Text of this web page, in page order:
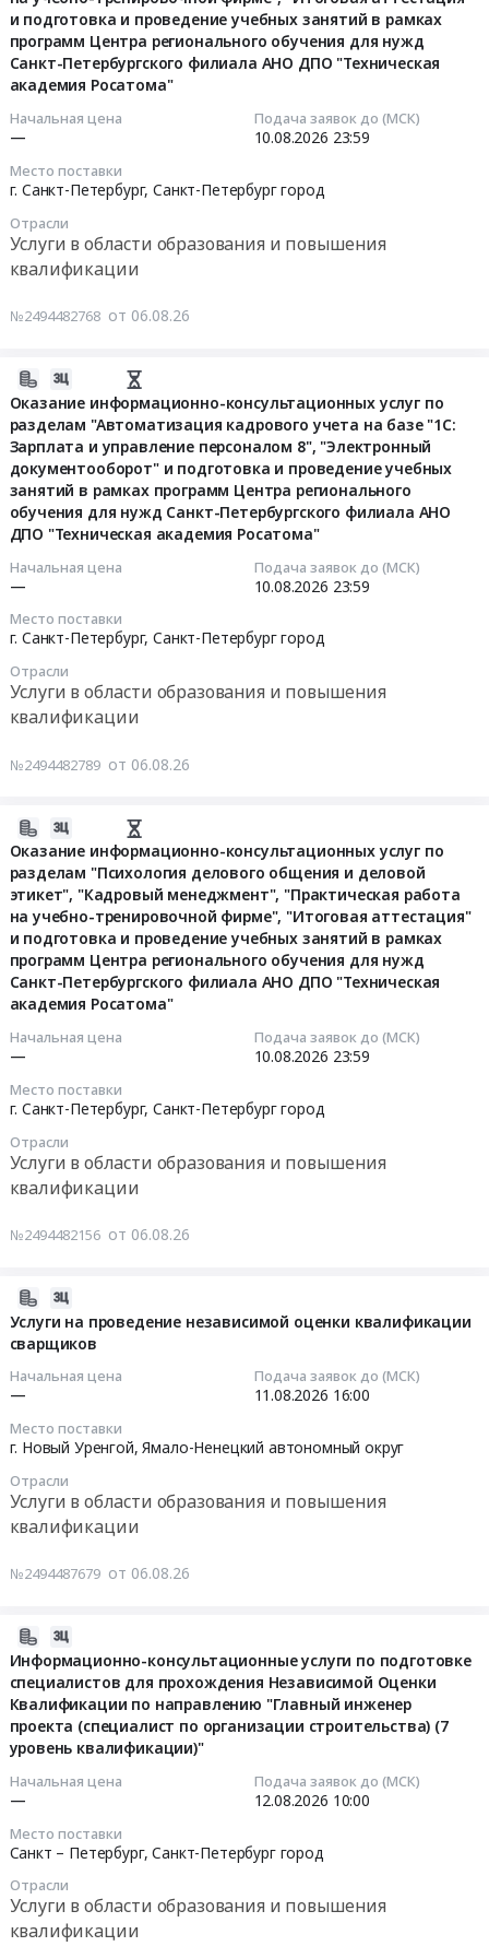
и подготовка и проведение учебных занятий в рамках
программ Центра регионального обучения для нужд
Санкт-Петербургского филиала АНО ДПО "Техническая
академия Росатома"
Начальная цена
—
Подача заявок до (МСК)
10.08.2026 23:59
Место поставки
г. Санкт-Петербург,Санкт-Петербург город
Отрасли
Услуги в области образования и повышения
квалификации
№2494482768 от 06.08.26
Оказание информационно-консультационных услуг по
разделам "Автоматизация кадрового учета на базе "1С:
Зарплата и управление персоналом 8", "Электронный
документооборот" и подготовка и проведение учебных
занятий в рамках программ Центра регионального
обучения для нужд Санкт-Петербургского филиала АНО
ДПО "Техническая академия Росатома"
Начальная цена
—
Подача заявок до (МСК)
10.08.2026 23:59
Место поставки
г. Санкт-Петербург,Санкт-Петербург город
Отрасли
Услуги в области образования и повышения
квалификации
№2494482789 от 06.08.26
Оказание информационно-консультационных услуг по
разделам "Психология делового общения и деловой
этикет", "Кадровый менеджмент", "Практическая работа
на учебно-тренировочной фирме", "Итоговая аттестация"
и подготовка и проведение учебных занятий в рамках
программ Центра регионального обучения для нужд
Санкт-Петербургского филиала АНО ДПО "Техническая
академия Росатома"
Начальная цена
—
Подача заявок до (МСК)
10.08.2026 23:59
Место поставки
г. Санкт-Петербург,Санкт-Петербург город
Отрасли
Услуги в области образования и повышения
квалификации
№2494482156 от 06.08.26
Услуги на проведение независимой оценки квалификации
сварщиков
Начальная цена
—
Подача заявок до (МСК)
11.08.2026 16:00
Место поставки
г. Новый Уренгой,Ямало-Ненецкий автономный округ
Отрасли
Услуги в области образования и повышения
квалификации
№2494487679 от 06.08.26
Информационно-консультационные услуги по подготовке
специалистов для прохождения Независимой Оценки
Квалификации по направлению "Главный инженер
проекта (специалист по организации строительства) (7
уровень квалификации)"
Начальная цена
—
Подача заявок до (МСК)
12.08.2026 10:00
Место поставки
Санкт – Петербург,Санкт-Петербург город
Отрасли
Услуги в области образования и повышения
квалификации